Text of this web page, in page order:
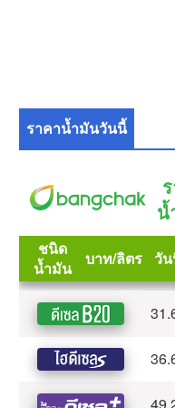
ราคาน้ำมันวันนี้